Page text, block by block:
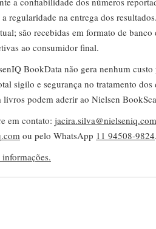
regularidade na entrega dos
são recebidas em formato de
ao consumidor final.
BookData não gera nenhum custo
sigilo e segurança no tratamento
livros podem aderir ao Nielsen
em contato: jacira.silva@nielseniq.com
ou pelo WhatsApp 11 94508-9824.